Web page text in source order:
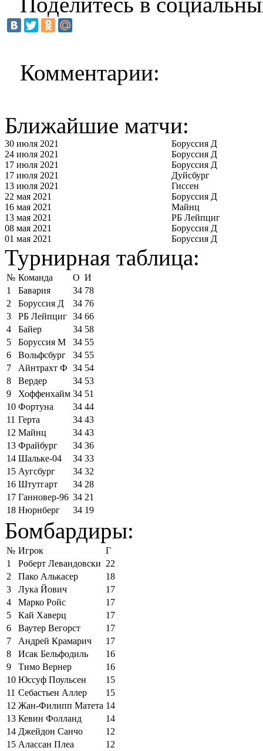
Комментарии:
Ближайшие матчи:
30 июля 2021
Боруссия Д
24 июля 2021
Боруссия Д
17 июля 2021
Боруссия Д
17 июля 2021
Дуйсбург
13 июля 2021
Гиссен
22 мая 2021
Боруссия Д
16 мая 2021
Майнц
13 мая 2021
РБ Лейпциг
08 мая 2021
Боруссия Д
01 мая 2021
Боруссия Д
Турнирная таблица:
№ Команда О И
1
Бавария 34 78
2
Боруссия Д 34 76
3
РБ Лейпциг 34 66
4
Байер 34 58
5
Боруссия М 34 55
6
Вольфсбург 34 55
7
Айнтрахт Ф 34 54
8
Вердер 34 53
9
Хоффенхайм 34 51
10 Фортуна 34 44
11 Герта 34 43
12 Майнц 34 43
13 Фрайбург 34 36
14 Шальке-04 34 33
15 Аугсбург 34 32
16 Штутгарт 34 28
17 Ганновер-96 34 21
18 Нюрнберг 34 19
Бомбардиры:
№ Игрок
Г
1
Роберт Левандовски 22
2
Пако Алькасер
18
3
Лука Йович
17
4
Марко Ройс
17
5
Кай Хаверц
17
6
Ваутер Вегорст
17
7
Андрей Крамарич
17
8
Исак Бельфодиль
16
9
Тимо Вернер
16
10 Юссуф Поульсен
15
11 Себастьен Аллер
15
12 Жан-Филипп Матета 14
13 Кевин Фолланд
14
14 Джейдон Санчо
12
15 Алассан Плеа 12